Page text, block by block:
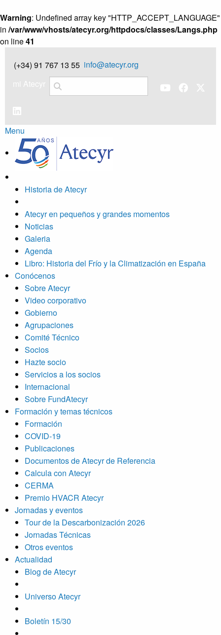
Warning: Undefined array key "HTTP_ACCEPT_LANGUAGE"
in /var/www/vhosts/atecyr.org/httpdocs/classes/Langs.php
on line41
(+34) 91 767 13 55 info@atecyr.org
mi Atecyr
Menu
Historia de Atecyr
Atecyr en pequeños y grandes momentos
Noticias
Galeria
Agenda
Libro: Historia del Frío y la Climatización en España
Conócenos
Sobre Atecyr
Video corporativo
Gobierno
Agrupaciones
Comité Técnico
Socios
Hazte socio
Servicios a los socios
Internacional
Sobre FundAtecyr
Formación y temas técnicos
Formación
COVID-19
Publicaciones
Documentos de Atecyr de Referencia
Calcula con Atecyr
CERMA
Premio HVACR Atecyr
Jornadas y eventos
Tour de la Descarbonización 2026
Jornadas Técnicas
Otros eventos
Actualidad
Blog de Atecyr
Universo Atecyr
Boletín 15/30